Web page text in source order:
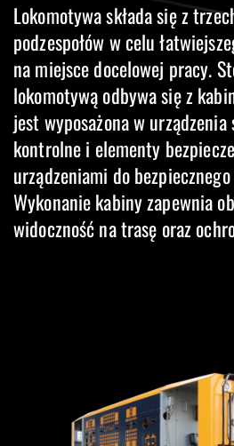
Lokomotywa składa się z
podzespołów w celu
na miejsce docelowej pracy.
lokomotywą odbywa się z
jest wyposażona w
kontrolne i elementy
urządzeniami do
Wykonanie kabiny zapewnia
widoczność na trasę oraz